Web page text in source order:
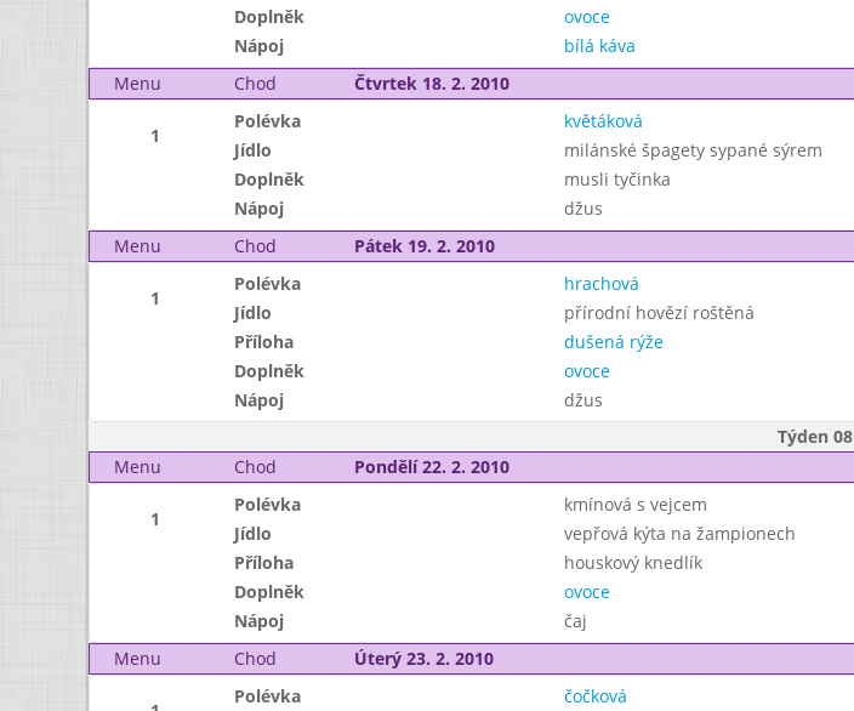
Doplněk
ovoce
Nápoj
bílá káva
Menu
Chod Čtvrtek 18. 2. 2010
1
Polévka
květáková
Jídlo
milánské špagety sypané sýrem
Doplněk
musli tyčinka
Nápoj
džus
Menu
Chod Pátek 19. 2. 2010
1
Polévka
hrachová
Jídlo
přírodní hovězí roštěná
Příloha
dušená rýže
Doplněk
ovoce
Nápoj
džus
Týden 08
Menu
Chod Pondělí 22. 2. 2010
1
Polévka
kmínová s vejcem
Jídlo
vepřová kýta na žampionech
Příloha
houskový knedlík
Doplněk
ovoce
Nápoj
čaj
Menu
Chod Úterý 23. 2. 2010
Polévka
čočková